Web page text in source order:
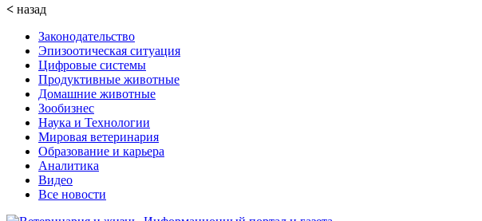
< назад
Законодательство
Эпизоотическая ситуация
Цифровые системы
Продуктивные животные
Домашние животные
Зообизнес
Наука и Технологии
Мировая ветеринария
Образование и карьера
Аналитика
Видео
Все новости